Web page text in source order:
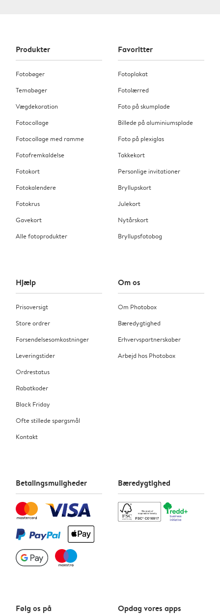
Produkter
Fotobøger
Temabøger
Vægdekoration
Fotocollage
Fotocollage med ramme
Fotofremkaldelse
Fotokort
Fotokalendere
Fotokrus
Gavekort
Alle fotoprodukter
Favoritter
Fotoplakat
Fotolærred
Foto på skumplade
Billede på aluminiumsplade
Foto på plexiglas
Takkekort
Personlige invitationer
Bryllupskort
Julekort
Nytårskort
Bryllupsfotobog
Hjælp
Prisoversigt
Store ordrer
Forsendelsesomkostninger
Leveringstider
Ordrestatus
Rabatkoder
Black Friday
Ofte stillede spørgsmål
Kontakt
Om os
Om Photobox
Bæredygtighed
Erhvervspartnerskaber
Arbejd hos Photobox
Betalingsmuligheder Bæredygtighed
Følg os på Opdag vores apps